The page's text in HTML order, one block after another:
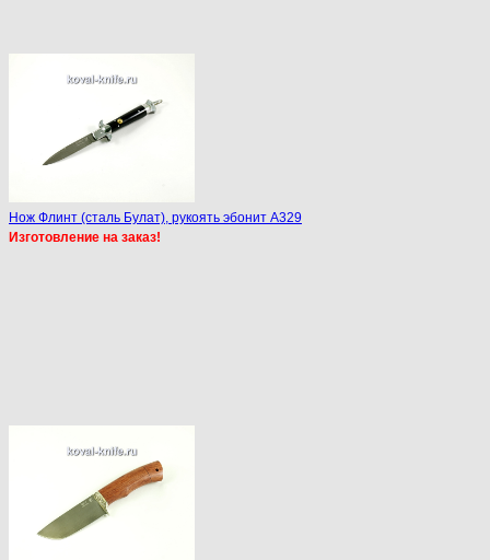
Нож Флинт (сталь Булат), рукоять эбонит A329
Изготовление на заказ!